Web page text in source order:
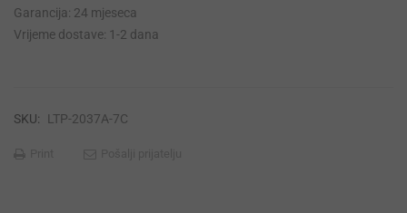
Garancija: 24 mjeseca
Vrijeme dostave: 1-2 dana
SKU: LTP-2037A-7C